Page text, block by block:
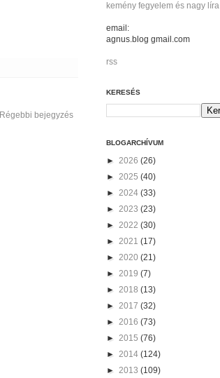
Régebbi bejegyzés
kemény fegyelem és nagy líra
email:
agnus.blog gmail.com
rss
KERESÉS
BLOGARCHÍVUM
► 2026 (26)
► 2025 (40)
► 2024 (33)
► 2023 (23)
► 2022 (30)
► 2021 (17)
► 2020 (21)
► 2019 (7)
► 2018 (13)
► 2017 (32)
► 2016 (73)
► 2015 (76)
► 2014 (124)
► 2013 (109)